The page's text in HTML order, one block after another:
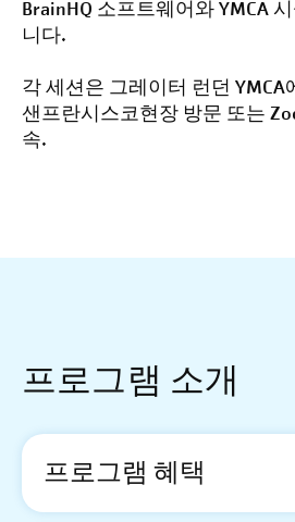
BrainHQ 소프트웨어와 YMCA
니다.
각 세션은 그레이터 런던
샌프란시스코현장 방문 또는
속.
프로그램 소개
프로그램 혜택